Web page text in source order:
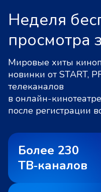
Неделя
просмотра
Мировые хиты
новинки от START,
телеканалов
в онлайн-
после регистрации
Более 230
ТВ‑каналов